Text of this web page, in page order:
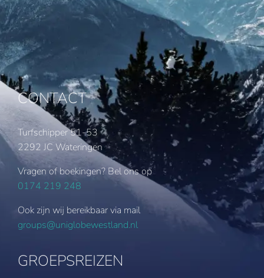
CONTACT
Turfschipper 51-53
2292 JC Wateringen
Vragen of boekingen? Bel ons op
0174 219 248
Ook zijn wij bereikbaar via mail
groups@uniglobewestland.nl
GROEPSREIZEN